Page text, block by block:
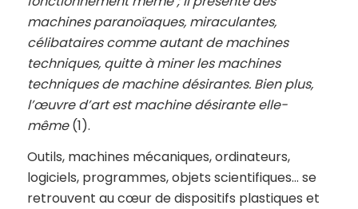
machines paranoïaques, miraculantes,
célibataires comme autant de machines
techniques, quitte à miner les machines
techniques de machine désirantes. Bien plus,
l’œuvre d’art est machine désirante elle-
même(1).
Outils, machines mécaniques, ordinateurs,
logiciels, programmes, objets scientifiques… se
retrouvent au cœur de dispositifs plastiques et